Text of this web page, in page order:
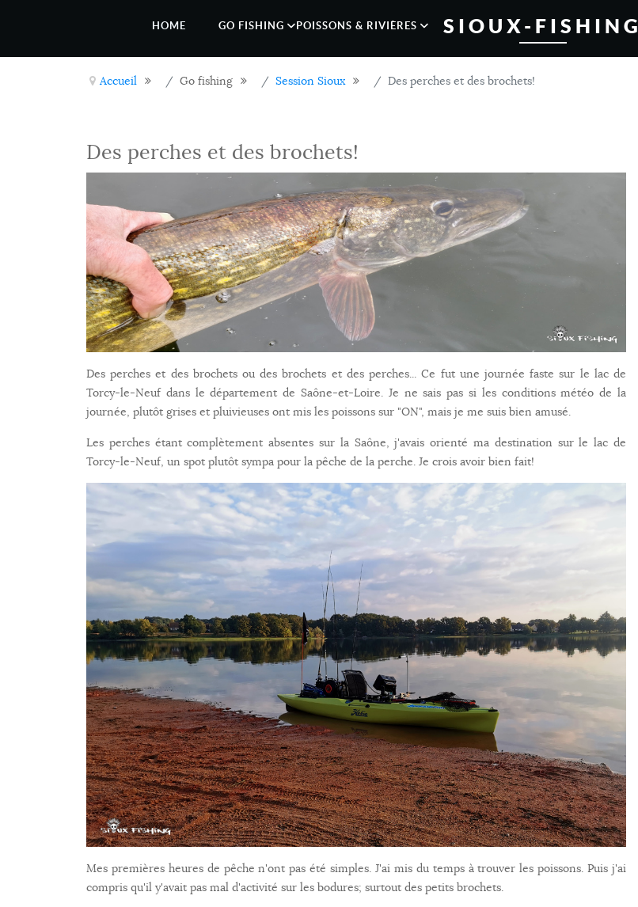
HOME GO FISHING POISSONS & RIVIÈRES SIOUX-FISHING
Accueil Go fishing Session Sioux Des perches et des brochets!
Des perches et des brochets!
Des perches et des brochets ou des brochets et des perches... Ce fut une journée faste sur le lac de
Torcy-le-Neuf dans le département de Saône-et-Loire. Je ne sais pas si les conditions météo de la
journée, plutôt grises et pluivieuses ont mis les poissons sur "ON", mais je me suis bien amusé.
Les perches étant complètement absentes sur la Saône, j'avais orienté ma destination sur le lac de
Torcy-le-Neuf, un spot plutôt sympa pour la pêche de la perche. Je crois avoir bien fait!
Mes premières heures de pêche n'ont pas été simples. J'ai mis du temps à trouver les poissons. Puis j'ai
compris qu'il y'avait pas mal d'activité sur les bodures; surtout des petits brochets.